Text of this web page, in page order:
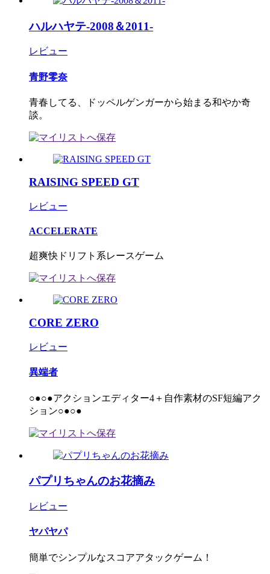
ハルハヤテ-2008＆2011-
レビュー
青野零奈
青春してる、ドッペルゲンガーから始まる和やか奇
談。
RAISING SPEED GT
レビュー
ACCELERATE
超爽快ドリフト系レースゲーム
CORE ZERO
レビュー
異端者
○●○●アクションエディター4＋自作素材のSF短編アク
ション○●○●
パプリちゃんのお花摘み
レビュー
ヤパヤパ
簡単でシンプルなスコアアタックゲーム！